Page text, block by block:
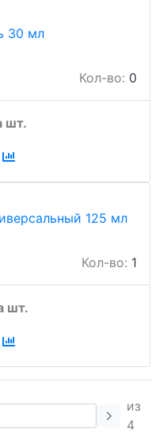
30 мл
Кол-во: 0
шт.
125 мл
Кол-во: 1
шт.
из
4